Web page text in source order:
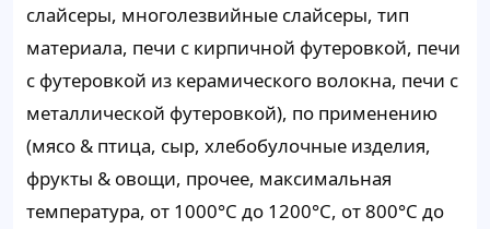
слайсеры, многолезвийные слайсеры, тип
материала, печи с кирпичной футеровкой, печи
с футеровкой из керамического волокна, печи с
металлической футеровкой), по применению
(мясо & птица, сыр, хлебобулочные изделия,
фрукты & овощи, прочее, максимальная
температура, от 1000°C до 1200°C, от 800°C до